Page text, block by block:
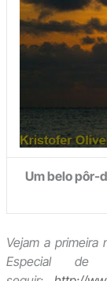
Um belo pôr-
Vejam a primeira
Especial